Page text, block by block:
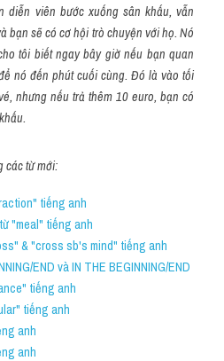
diễn viên bước xuống sân khấu, vẫn
bạn sẽ có cơ hội trò chuyện với họ. Nó
tôi biết ngay bây giờ nếu bạn quan
nó đến phút cuối cùng. Đó là vào tối
nhưng nếu trả thêm 10 euro, bạn có
các từ mới:
tiếng anh
"meal" tiếng anh
& "cross sb's mind" tiếng anh
END và IN THE BEGINNING/END
tiếng anh
tiếng anh
anh
anh